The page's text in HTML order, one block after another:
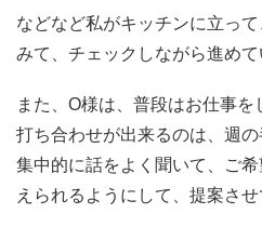
などなど私がキッチンに立っ
みて、チェックしながら進めて
また、O様は、普段はお仕事
打ち合わせが出来るのは、週の
集中的に話をよく聞いて、ご
えられるようにして、提案させ